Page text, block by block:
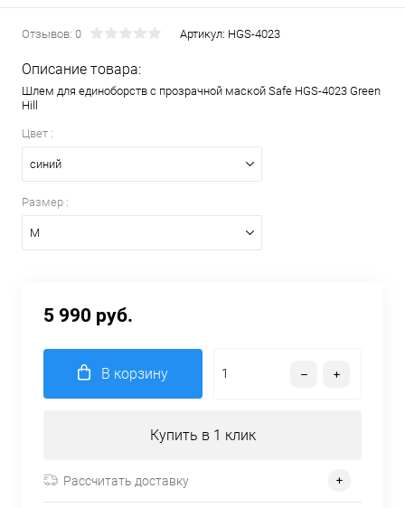
Отзывов: 0 Артикул: HGS-4023
Описание товара:
Шлем для единоборств с прозрачной маской Safe HGS-4023 Green
Hill
Цвет :
синий
Размер :
M
5 990 руб.
В корзину
Купить в 1 клик
Рассчитать доставку